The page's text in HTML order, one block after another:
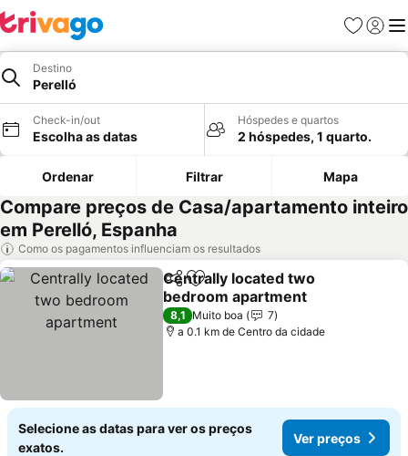
Favoritos
Iniciar
Destino
Perelló
Check-in/out
Escolha as datas
Hóspedes e quartos
2 hóspedes, 1 quarto.
Ordenar Filtrar Mapa
Compare preços de Casa/apartamento inteiro
em Perelló, Espanha
Como os pagamentos influenciam os resultados
PartilharAdicionar aos favoritos
Centrally located two
bedroom apartment
Ver preços
8,1 Muito boa
7
a 0.1 km de Centro da cidade
Selecione as datas para ver os preços
exatos.
Ver preços